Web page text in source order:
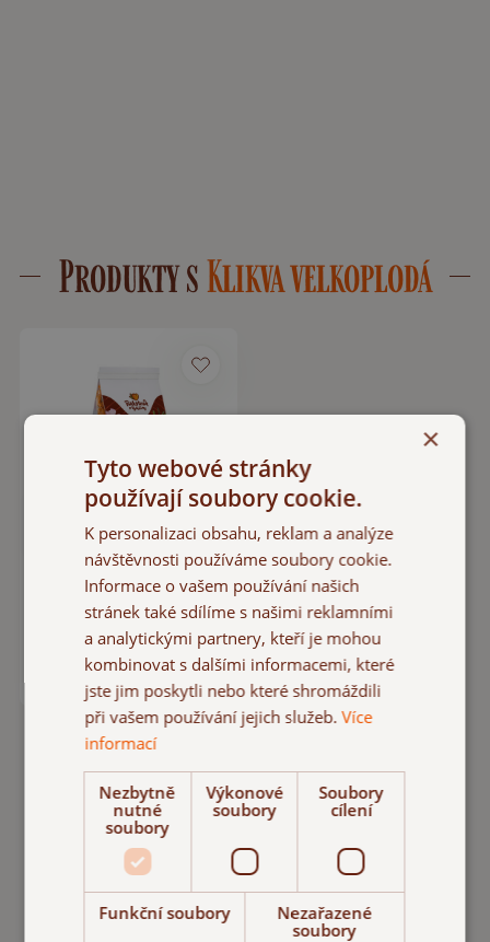
Produkty sKlikva velkoplodá
50 g
Čaj rakytník &
Sypaný rakytníkový čaj
s kousky sušeného
ovoce
SKLADEM
95 Kč
×
Tyto webové stránky
používají soubory cookie.
K personalizaci obsahu, reklam a analýze
návštěvnosti používáme soubory cookie.
Informace o vašem používání našich
stránek také sdílíme s našimi reklamními
a analytickými partnery, kteří je mohou
kombinovat s dalšími informacemi, které
jste jim poskytli nebo které shromáždili
při vašem používání jejich služeb.Více
informací
Nezbytně
nutné
soubory
Výkonové
soubory
Soubory
cílení
Funkční soubory
Nezařazené
soubory